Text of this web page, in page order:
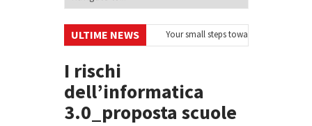
ULTIME NEWS
– Ciclo di webinar •
Your small steps towards sustainability
finanziaria
• Oxford Debate Lab – Borse di studio 2026/27
I rischi
dell’informatica
3.0_proposta scuole